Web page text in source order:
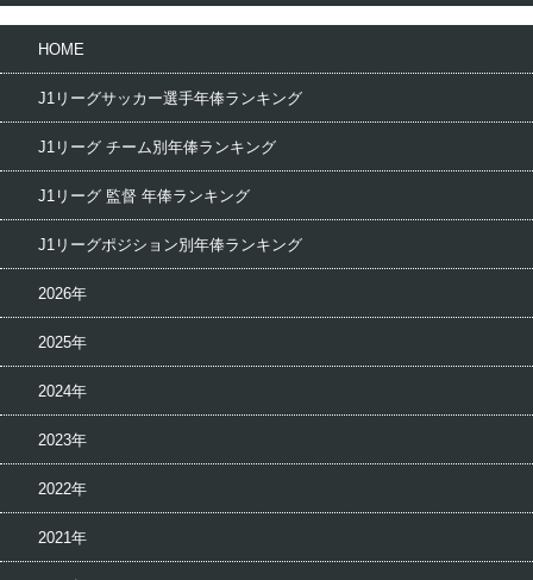
HOME
J1リーグサッカー選手年俸ランキング
J1リーグ チーム別年俸ランキング
J1リーグ 監督 年俸ランキング
J1リーグポジション別年俸ランキング
2026年
2025年
2024年
2023年
2022年
2021年